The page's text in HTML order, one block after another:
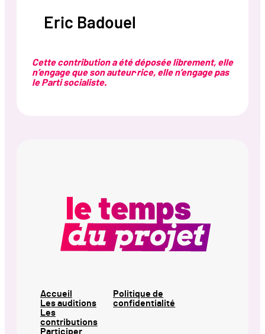
Eric Badouel
Cette contribution a été déposée librement, elle
n’engage que son auteur·rice, elle n’engage pas
le Parti socialiste.
Accueil
Les auditions
Les
contributions
Participer
Politique de
confidentialité